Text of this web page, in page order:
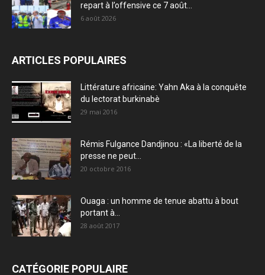
repart à l’offensive ce 7 août...
6 août 2026
ARTICLES POPULAIRES
Littérature africaine: Yahn Aka à la conquête
du lectorat burkinabè
29 mai 2016
Rémis Fulgance Dandjinou : «La liberté de la
presse ne peut...
20 octobre 2016
Ouaga : un homme de tenue abattu à bout
portant à...
28 août 2017
CATÉGORIE POPULAIRE